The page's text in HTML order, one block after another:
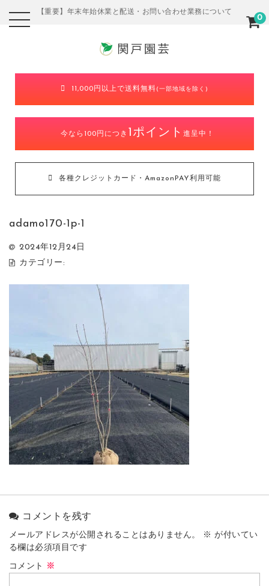
【重要】年末年始休業と配送・お問い合わせ業務について
11,000円以上で送料無料(一部地域を除く)
今なら100円につき 1ポイント 進呈中！
各種クレジットカード・AmazonPAY利用可能
0
adamo170-1p-1
2024年12月24日
カテゴリー:
コメントを残す
メールアドレスが公開されることはありません。 ※ が付いてい
る欄は必須項目です
コメント ※